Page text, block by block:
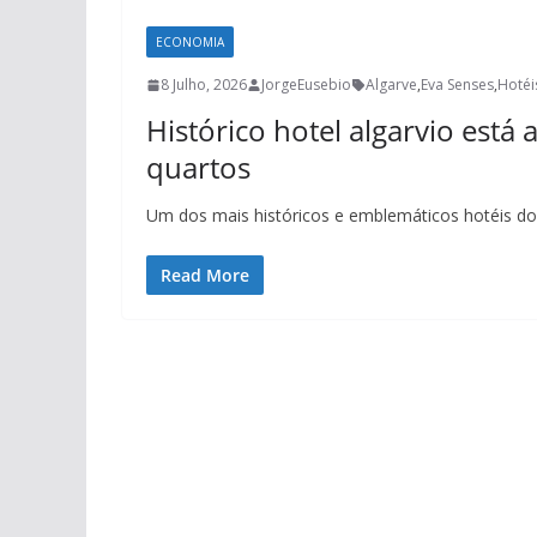
ECONOMIA
8 Julho, 2026 JorgeEusebio Algarve,Eva Senses,
Histórico hotel algarvio está
quartos
Um dos mais históricos e emblemáticos hotéis
Read More